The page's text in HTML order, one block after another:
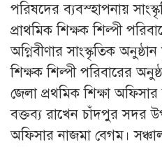
পরিষদের ব্যবস্হাপনায়
প্রাথমিক শিক্ষক শিল্পী
অগ্নিবীণার সাংস্কৃতিক
শিক্ষক শিল্পী পরিবারের
জেলা প্রথমিক শিক্ষা অফিসার
বক্তব্য রাখেন চাঁদপুর সদর
অফিসার নাজমা বেগম।